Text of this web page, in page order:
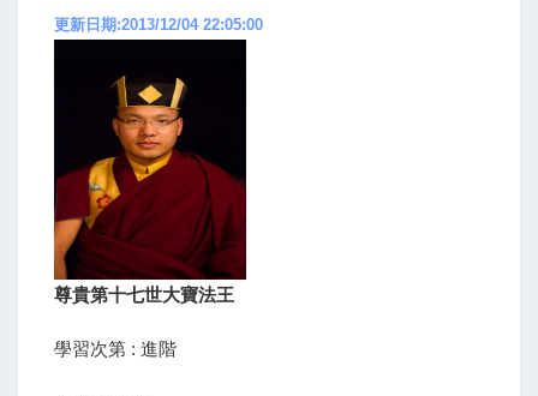
更新日期:2013/12/04 22:05:00
尊貴第十七世大寶法王
學習次第 : 進階